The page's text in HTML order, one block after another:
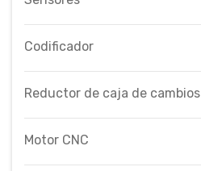
Codificador
Reductor de caja de cambios
Motor CNC